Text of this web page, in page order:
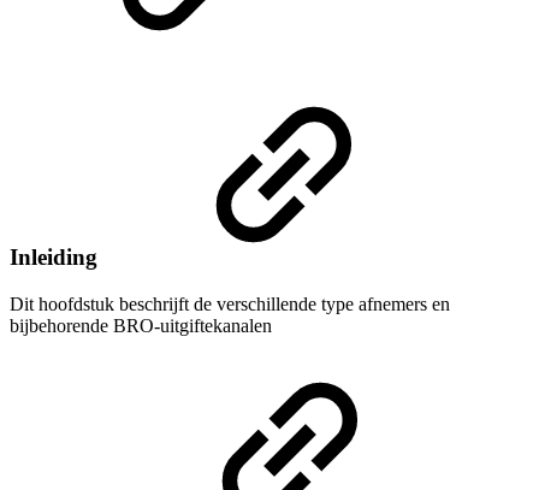
Inleiding
Dit hoofdstuk beschrijft de verschillende type afnemers en
bijbehorende BRO-uitgiftekanalen